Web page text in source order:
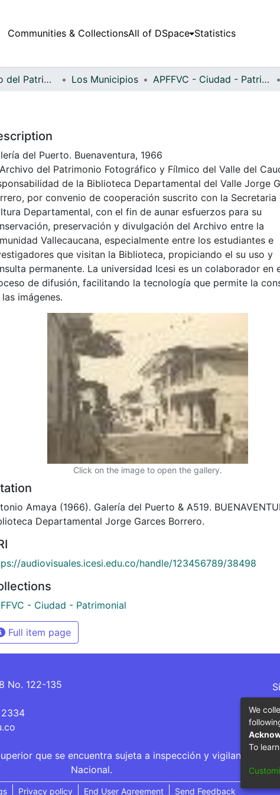
Communities & CollectionsAll of DSpace Statistics
Fondo Archivo del Patrimonio Fotográfico y Fílmico del Valle del Cauca Los Municipios APFFVC - Ciudad - Patrimonial
del Puerto. Buenaventura, 1966
del Patrimonio Fotográfico y Fílmico del Valle del
de la Biblioteca Departamental del Valle Jorge
por convenio de cooperación suscrito con la Secretaria
Departamental, con el fin de aunar esfuerzos para su
preservación y divulgación del Archivo entre la
Vallecaucana, especialmente entre los estudiantes e
que visitan la Biblioteca, propiciando el su uso y
permanente. La universidad Icesi es un colaborador en
de difusión, facilitando la tecnología que permite la
imágenes.
Click on the image to open the gallery.
Amaya (1966). Galería del Puerto & A519.
Departamental Jorge Garces Borrero.
audiovisuales.icesi.edu.co/handle/123456789/38498
- Ciudad - Patrimonial
Full item page
No. 122-135
que se encuentra sujeta a inspección y vigilancia por
Nacional.
Privacy policy End User Agreement Send Feedback
We
To